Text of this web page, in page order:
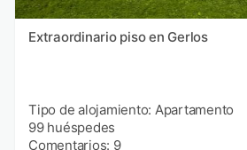
Extraordinario piso en Gerlos
Tipo de alojamiento: Apartamento
99 huéspedes
Comentarios: 9